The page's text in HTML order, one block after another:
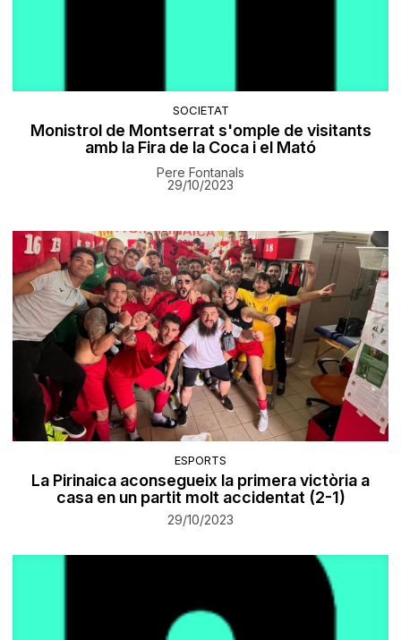
SOCIETAT
Monistrol de Montserrat s'omple de visitants
amb la Fira de la Coca i el Mató
Pere Fontanals
29/10/2023
ESPORTS
La Pirinaica aconsegueix la primera victòria a
casa en un partit molt accidentat (2-1)
29/10/2023